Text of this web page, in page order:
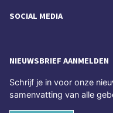
SOCIAL MEDIA
NIEUWSBRIEF AANMELDEN
Schrijf je in voor onze
samenvatting van alle